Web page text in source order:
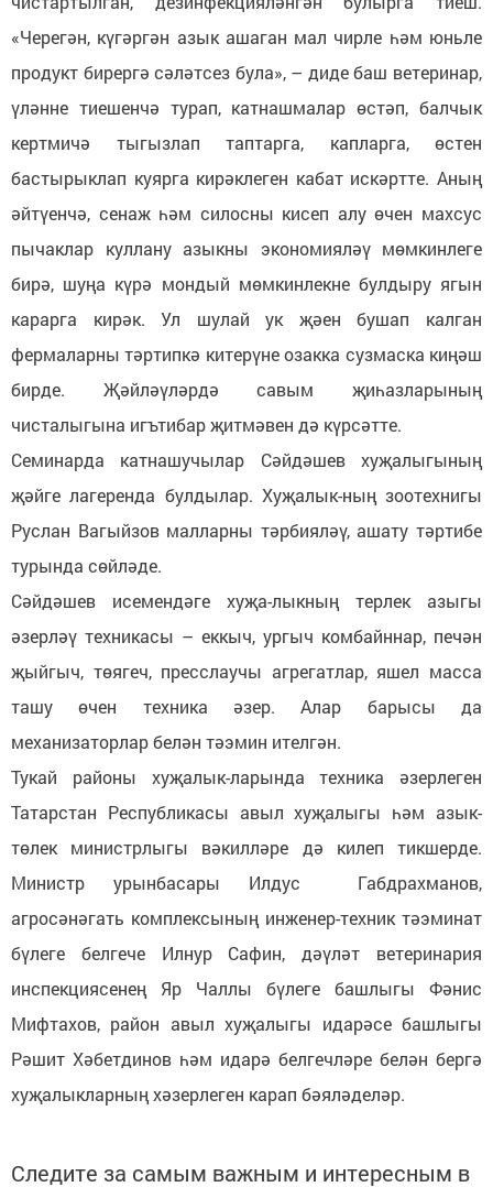
«Черегән, күгәргән азык ашаган мал чирле һәм юньле
продукт бирергә сәләтсез була», – диде баш ветеринар,
үләнне тиешенчә турап, катнашмалар өстәп, балчык
кертмичә тыгызлап таптарга, капларга, өстен
бастырыклап куярга кирәклеген кабат искәртте. Аның
әйтүенчә, сенаж һәм силосны кисеп алу өчен махсус
пычаклар куллану азыкны экономияләү мөмкинлеге
бирә, шуңа күрә мондый мөмкинлекне булдыру ягын
карарга кирәк. Ул шулай ук җәен бушап калган
фермаларны тәртипкә китерүне озакка сузмаска киңәш
бирде. Җәйләүләрдә савым җиһазларының
чисталыгына игътибар җитмәвен дә күрсәтте.
Семинарда катнашучылар Сәйдәшев хуҗалыгының
җәйге лагеренда булдылар. Хуҗалык-ның зоотехнигы
Руслан Вагыйзов малларны тәрбияләү, ашату тәртибе
турында сөйләде.
Сәйдәшев исемендәге хуҗа-лыкның терлек азыгы
әзерләү техникасы – еккыч, ургыч комбайннар, печән
җыйгыч, төягеч, пресслаучы агрегатлар, яшел масса
ташу өчен техника әзер. Алар барысы да
механизаторлар белән тәэмин ителгән.
Тукай районы хуҗалык-ларында техника әзерлеген
Татарстан Республикасы авыл хуҗалыгы һәм азык-
төлек министрлыгы вәкилләре дә килеп тикшерде.
Министр урынбасары Илдус Габдрахманов,
агросәнәгать комплексының инженер-техник тәэминат
бүлеге белгече Илнур Сафин, дәүләт ветеринария
инспекциясенең Яр Чаллы бүлеге башлыгы Фәнис
Мифтахов, район авыл хуҗалыгы идарәсе башлыгы
Рәшит Хәбетдинов һәм идарә белгечләре белән бергә
хуҗалыкларның хәзерлеген карап бәяләделәр.
Следите за самым важным и интересным в